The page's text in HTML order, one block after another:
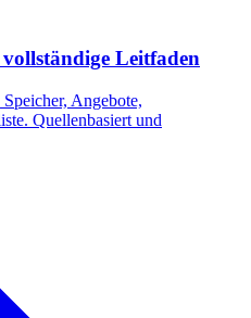
Leitfaden
Angebote,
Quellenbasiert und